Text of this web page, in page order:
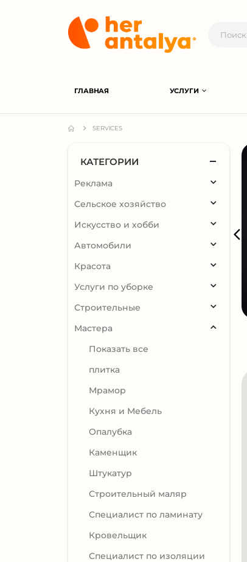
ГЛАВНАЯ УСЛУГИ
SERVICES
КАТЕГОРИИ
Реклама
Сельское хозяйство
Искусство и хобби
Автомобили
Красота
Услуги по уборке
Строительные
Мастера
Показать все
плитка
Мрамор
Кухня и Мебель
Опалубка
Каменщик
Штукатур
Строительный маляр
Специалист по ламинату
Кровельщик
Специалист по изоляции